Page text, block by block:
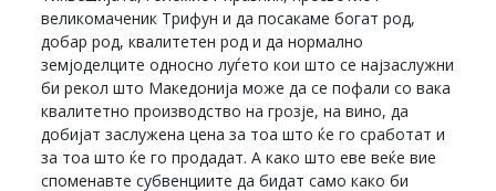
великомаченик Трифун и да посакаме богат род,
добар род, квалитетен род и да нормално
земјоделците односно луѓето кои што се најзаслужни
би рекол што Македонија може да се пофали со вака
квалитетно производство на грозје, на вино, да
добијат заслужена цена за тоа што ќе го сработат и
за тоа што ќе го продадат. А како што еве веќе вие
споменавте субвенциите да бидат само како би